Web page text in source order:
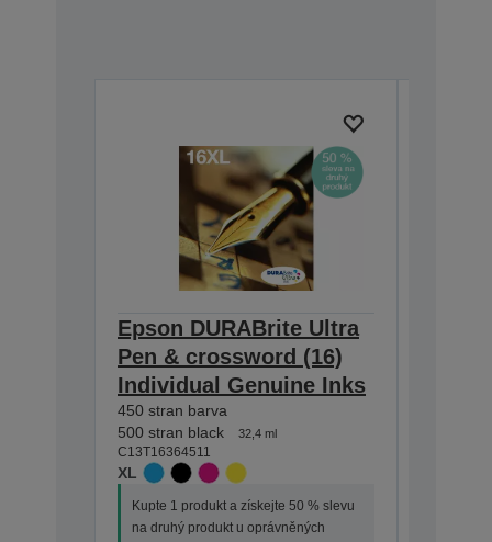
Epson DURABrite Ultra
Pen & crossword (16)
Individual Genuine Inks
450 stran barva
500 stran black
32,4 ml
C13T16364511
XL
Kupte 1 produkt a získejte 50 % slevu
na druhý produkt u oprávněných